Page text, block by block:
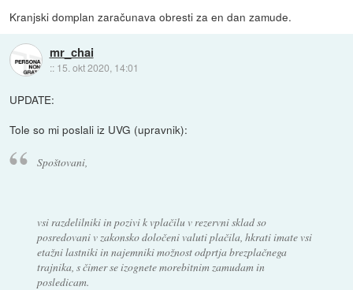
Kranjski domplan zaračunava obresti za en dan zamude.
mr_chai
:: 15. okt 2020, 14:01
UPDATE:
Tole so mi poslali iz UVG (upravnik):
Spoštovani,
vsi razdelilniki in pozivi k vplačilu v rezervni sklad so
posredovani v zakonsko določeni valuti plačila, hkrati imate vsi
etažni lastniki in najemniki možnost odprtja brezplačnega
trajnika, s čimer se izognete morebitnim zamudam in
posledicam.